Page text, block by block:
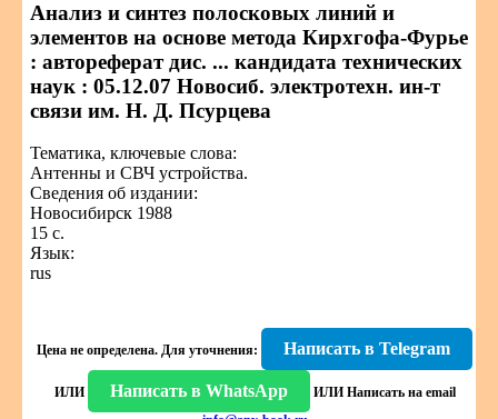
Анализ и синтез полосковых линий и
элементов на основе метода Кирхгофа-Фурье
: автореферат дис. ... кандидата технических
наук : 05.12.07 Новосиб. электротехн. ин-т
связи им. Н. Д. Псурцева
Тематика, ключевые слова:
Антенны и СВЧ устройства.
Сведения об издании:
Новосибирск 1988
15 с.
Язык:
rus
Цена не определена. Для уточнения: Написать в Telegram
ИЛИ Написать в WhatsApp ИЛИ Написать на email